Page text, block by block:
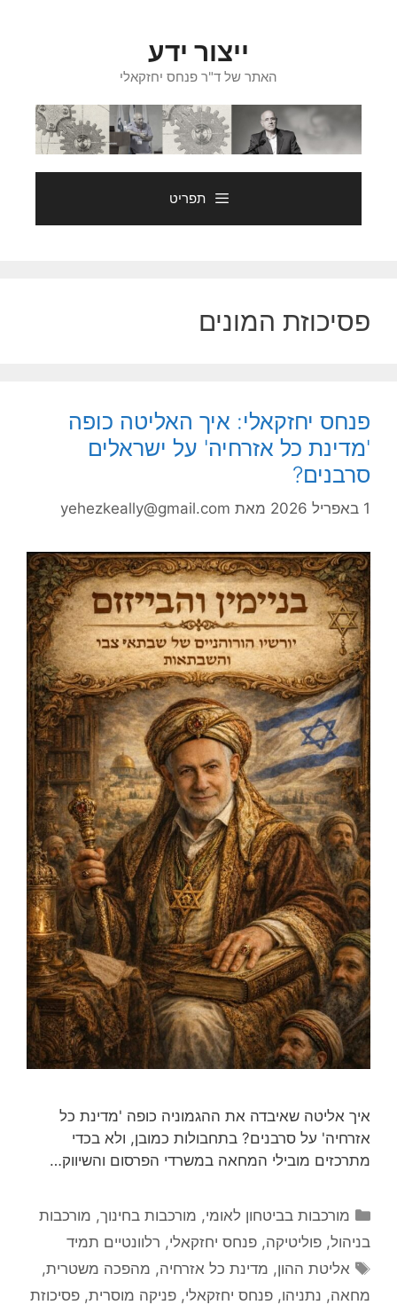
ייצור ידע
האתר של ד"ר פנחס יחזקאלי
תפריט
פסיכוזת המונים
פנחס יחזקאלי: איך האליטה כופה
'מדינת כל אזרחיה' על ישראלים
סרבנים?
1 באפריל 2026 מאת yehezkeally@gmail.com
איך אליטה שאיבדה את ההגמוניה כופה 'מדינת כל
אזרחיה' על סרבנים? בתחבולות כמובן, ולא בכדי
מתרכזים מובילי המחאה במשרדי הפרסום והשיווק…
קטגוריות
מורכבות בביטחון לאומי, מורכבות בחינוך, מורכבות
בניהול, פוליטיקה, פנחס יחזקאלי, רלוונטיים תמיד
תגיות
אליטת ההון, מדינת כל אזרחיה, מהפכה משטרית,
מחאה, נתניהו, פנחס יחזקאלי, פניקה מוסרית, פסיכוזת